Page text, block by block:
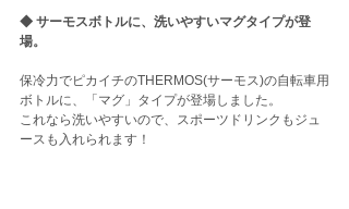
◆ サーモスボトルに、洗いやすいマグタイプが登
場。
保冷力でピカイチのTHERMOS(サーモス)の自転車用
ボトルに、「マグ」タイプが登場しました。
これなら洗いやすいので、スポーツドリンクもジュ
ースも入れられます！